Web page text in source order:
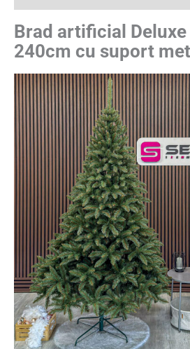
Brad artificial
240cm cu suport